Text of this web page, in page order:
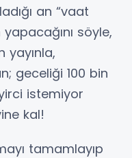
an “vaat
söyle,
yayınla,
geceliği 100 bin
istemiyor
kal!
tamamlayıp